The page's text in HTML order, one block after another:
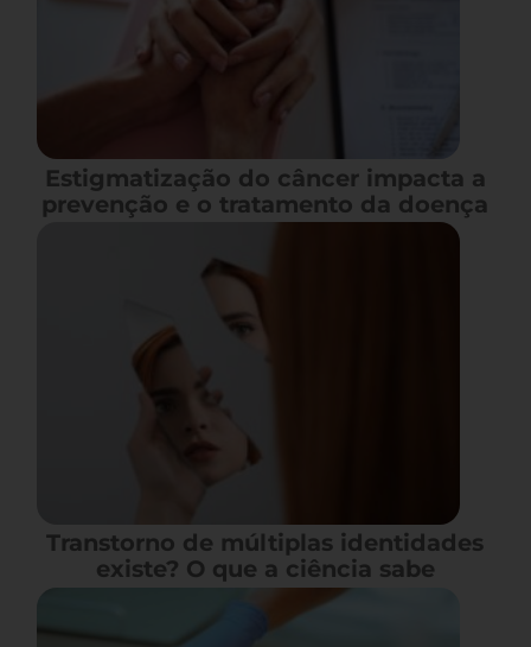
Estigmatização do câncer impacta a
prevenção e o tratamento da doença
Transtorno de múltiplas identidades
existe? O que a ciência sabe